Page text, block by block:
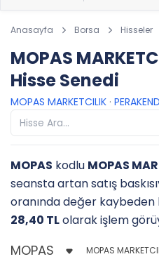
Anasayfa Borsa Hisseler
MOPAS
Hisse Senedi
MOPAS MARKETCILIK ·
MOPAS kodlu MOPAS
seansta artan satış
oranında değer kaybeden
28,40 TLolarak işlem
MOPAS